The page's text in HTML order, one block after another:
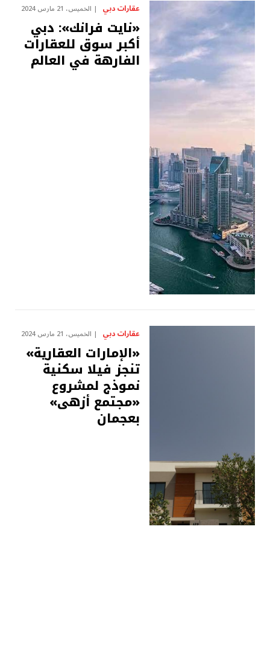
عقارات دبي الخميس، 21 مارس 2024
«نايت فرانك»: دبي
أكبر سوق للعقارات
الفارهة في العالم
عقارات دبي الخميس، 21 مارس 2024
«الإمارات العقارية»
تنجز فيلا سكنية
نموذج لمشروع
«مجتمع أزهى»
بعجمان